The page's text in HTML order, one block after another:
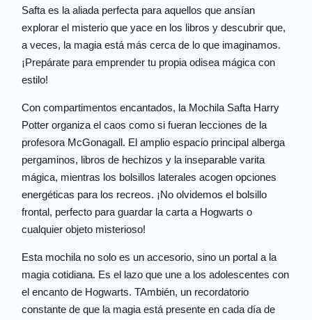
Safta es la aliada perfecta para aquellos que ansían
explorar el misterio que yace en los libros y descubrir que,
a veces, la magia está más cerca de lo que imaginamos.
¡Prepárate para emprender tu propia odisea mágica con
estilo!
Con compartimentos encantados, la Mochila Safta Harry
Potter organiza el caos como si fueran lecciones de la
profesora McGonagall. El amplio espacio principal alberga
pergaminos, libros de hechizos y la inseparable varita
mágica, mientras los bolsillos laterales acogen opciones
energéticas para los recreos. ¡No olvidemos el bolsillo
frontal, perfecto para guardar la carta a Hogwarts o
cualquier objeto misterioso!
Esta mochila no solo es un accesorio, sino un portal a la
magia cotidiana. Es el lazo que une a los adolescentes con
el encanto de Hogwarts. TAmbién, un recordatorio
constante de que la magia está presente en cada día de